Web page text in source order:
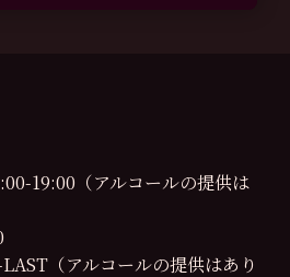
19:00（アルコールの提供は
（アルコールの提供はあり